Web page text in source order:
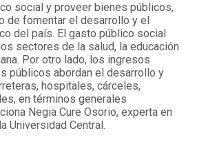
social y proveer bienes públicos,
de fomentar el desarrollo y el
del país. El gasto público social
sectores de la salud, la educación
Por otro lado, los ingresos
públicos abordan el desarrollo y
hospitales, cárceles,
en términos generales
Negia Cure Osorio, experta en
Universidad Central.